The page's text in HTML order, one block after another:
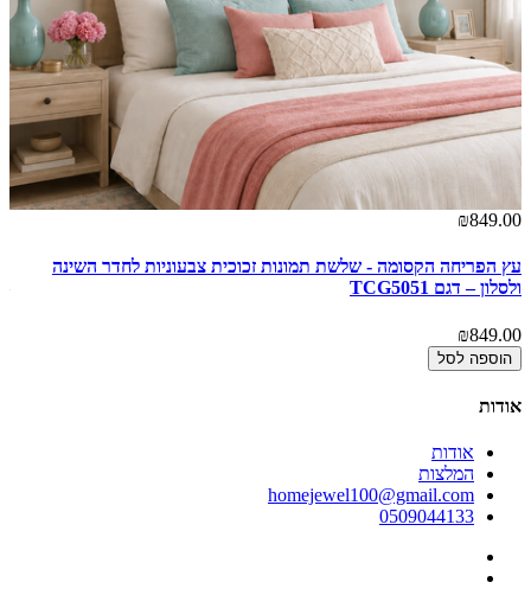
₪849.00
עץ הפריחה הקסומה - שלשת תמונות זכוכית צבעוניות לחדר השינה
ולסלון – דגם TCG5051
₪849.00
הוספה לסל
אודות
אודות
המלצות
homejewel100@gmail.com
0509044133